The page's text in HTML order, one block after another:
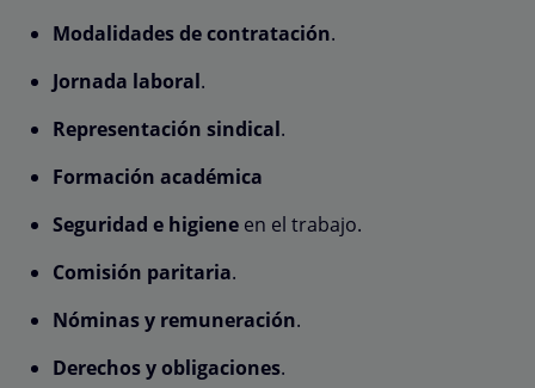
Modalidades de contratación.
Jornada laboral.
Representación sindical.
Formación académica
Seguridad e higiene en el trabajo.
Comisión paritaria.
Nóminas y remuneración.
Derechos y obligaciones.